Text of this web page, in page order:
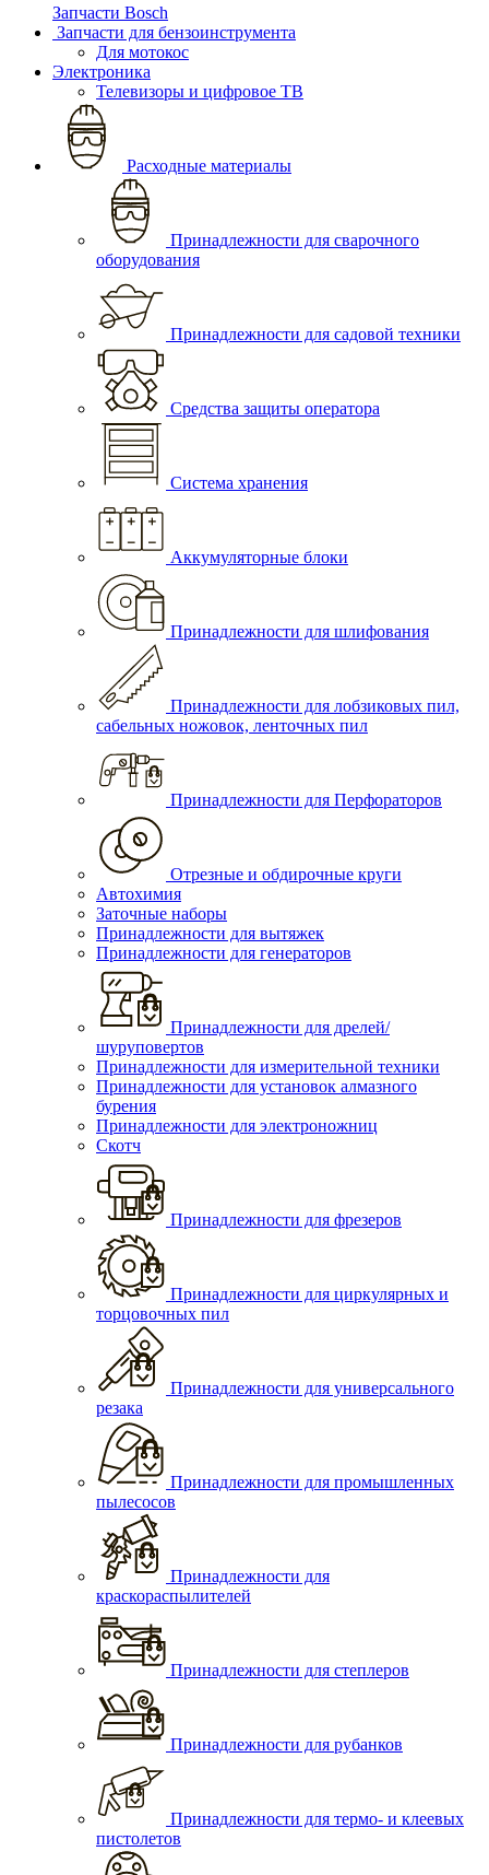
Запчасти Bosch
Запчасти для бензоинструмента
Для мотокос
Электроника
Телевизоры и цифровое ТВ
Расходные материалы
Принадлежности для сварочного
оборудования
Принадлежности для садовой техники
Средства защиты оператора
Система хранения
Аккумуляторные блоки
Принадлежности для шлифования
Принадлежности для лобзиковых пил,
сабельных ножовок, ленточных пил
Принадлежности для Перфораторов
Отрезные и обдирочные круги
Автохимия
Заточные наборы
Принадлежности для вытяжек
Принадлежности для генераторов
Принадлежности для дрелей/
шуруповертов
Принадлежности для измерительной техники
Принадлежности для установок алмазного
бурения
Принадлежности для электроножниц
Скотч
Принадлежности для фрезеров
Принадлежности для циркулярных и
торцовочных пил
Принадлежности для универсального
резака
Принадлежности для промышленных
пылесосов
Принадлежности для
краскораспылителей
Принадлежности для степлеров
Принадлежности для рубанков
Принадлежности для термо- и клеевых
пистолетов